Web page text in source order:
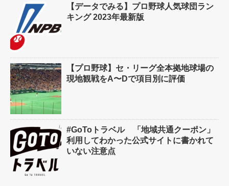
【データでみる】プロ野球人気球団ラン
キング 2023年最新版
【プロ野球】セ・リーグ全本拠地球場の
現地観戦をA〜Dで項目別に評価
#GoToトラベル 「地域共通クーポン」
利用してわかった公式サイトに書かれて
いない注意点